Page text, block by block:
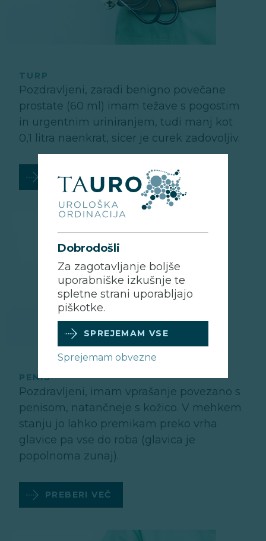
TURP
Pozdravljeni, zaradi benigno povečane
prostate (60 ml) imam težave s pogostim
in urgentnim uriniranjem, tudi manj kot
0,1 litra naenkrat, sicer je curek zadovoljiv.
PREBERI VEČ
PENIS
Pozdravljeni, imam vprašanje povezano s
penisom, natančneje s kožico. V mehkem
stanju jo lahko premikam preko vrha
glavice pa vse do roba (glavica je
popolnoma zunaj).
PREBERI VEČ
Dobrodošli
Za zagotavljanje boljše
uporabniške izkušnje te
spletne strani uporabljajo
piškotke.
SPREJEMAM VSE
Sprejemam obvezne